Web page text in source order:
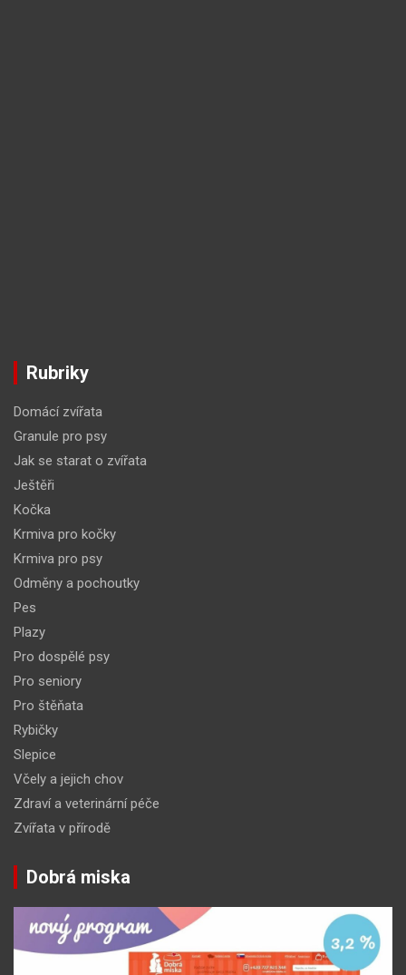
Rubriky
Domácí zvířata
Granule pro psy
Jak se starat o zvířata
Ještěři
Kočka
Krmiva pro kočky
Krmiva pro psy
Odměny a pochoutky
Pes
Plazy
Pro dospělé psy
Pro seniory
Pro štěňata
Rybičky
Slepice
Včely a jejich chov
Zdraví a veterinární péče
Zvířata v přírodě
Dobrá miska